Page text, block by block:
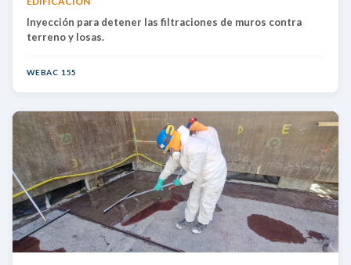
Inyección para detener las filtraciones de muros contra
terreno y losas.
WEBAC 155